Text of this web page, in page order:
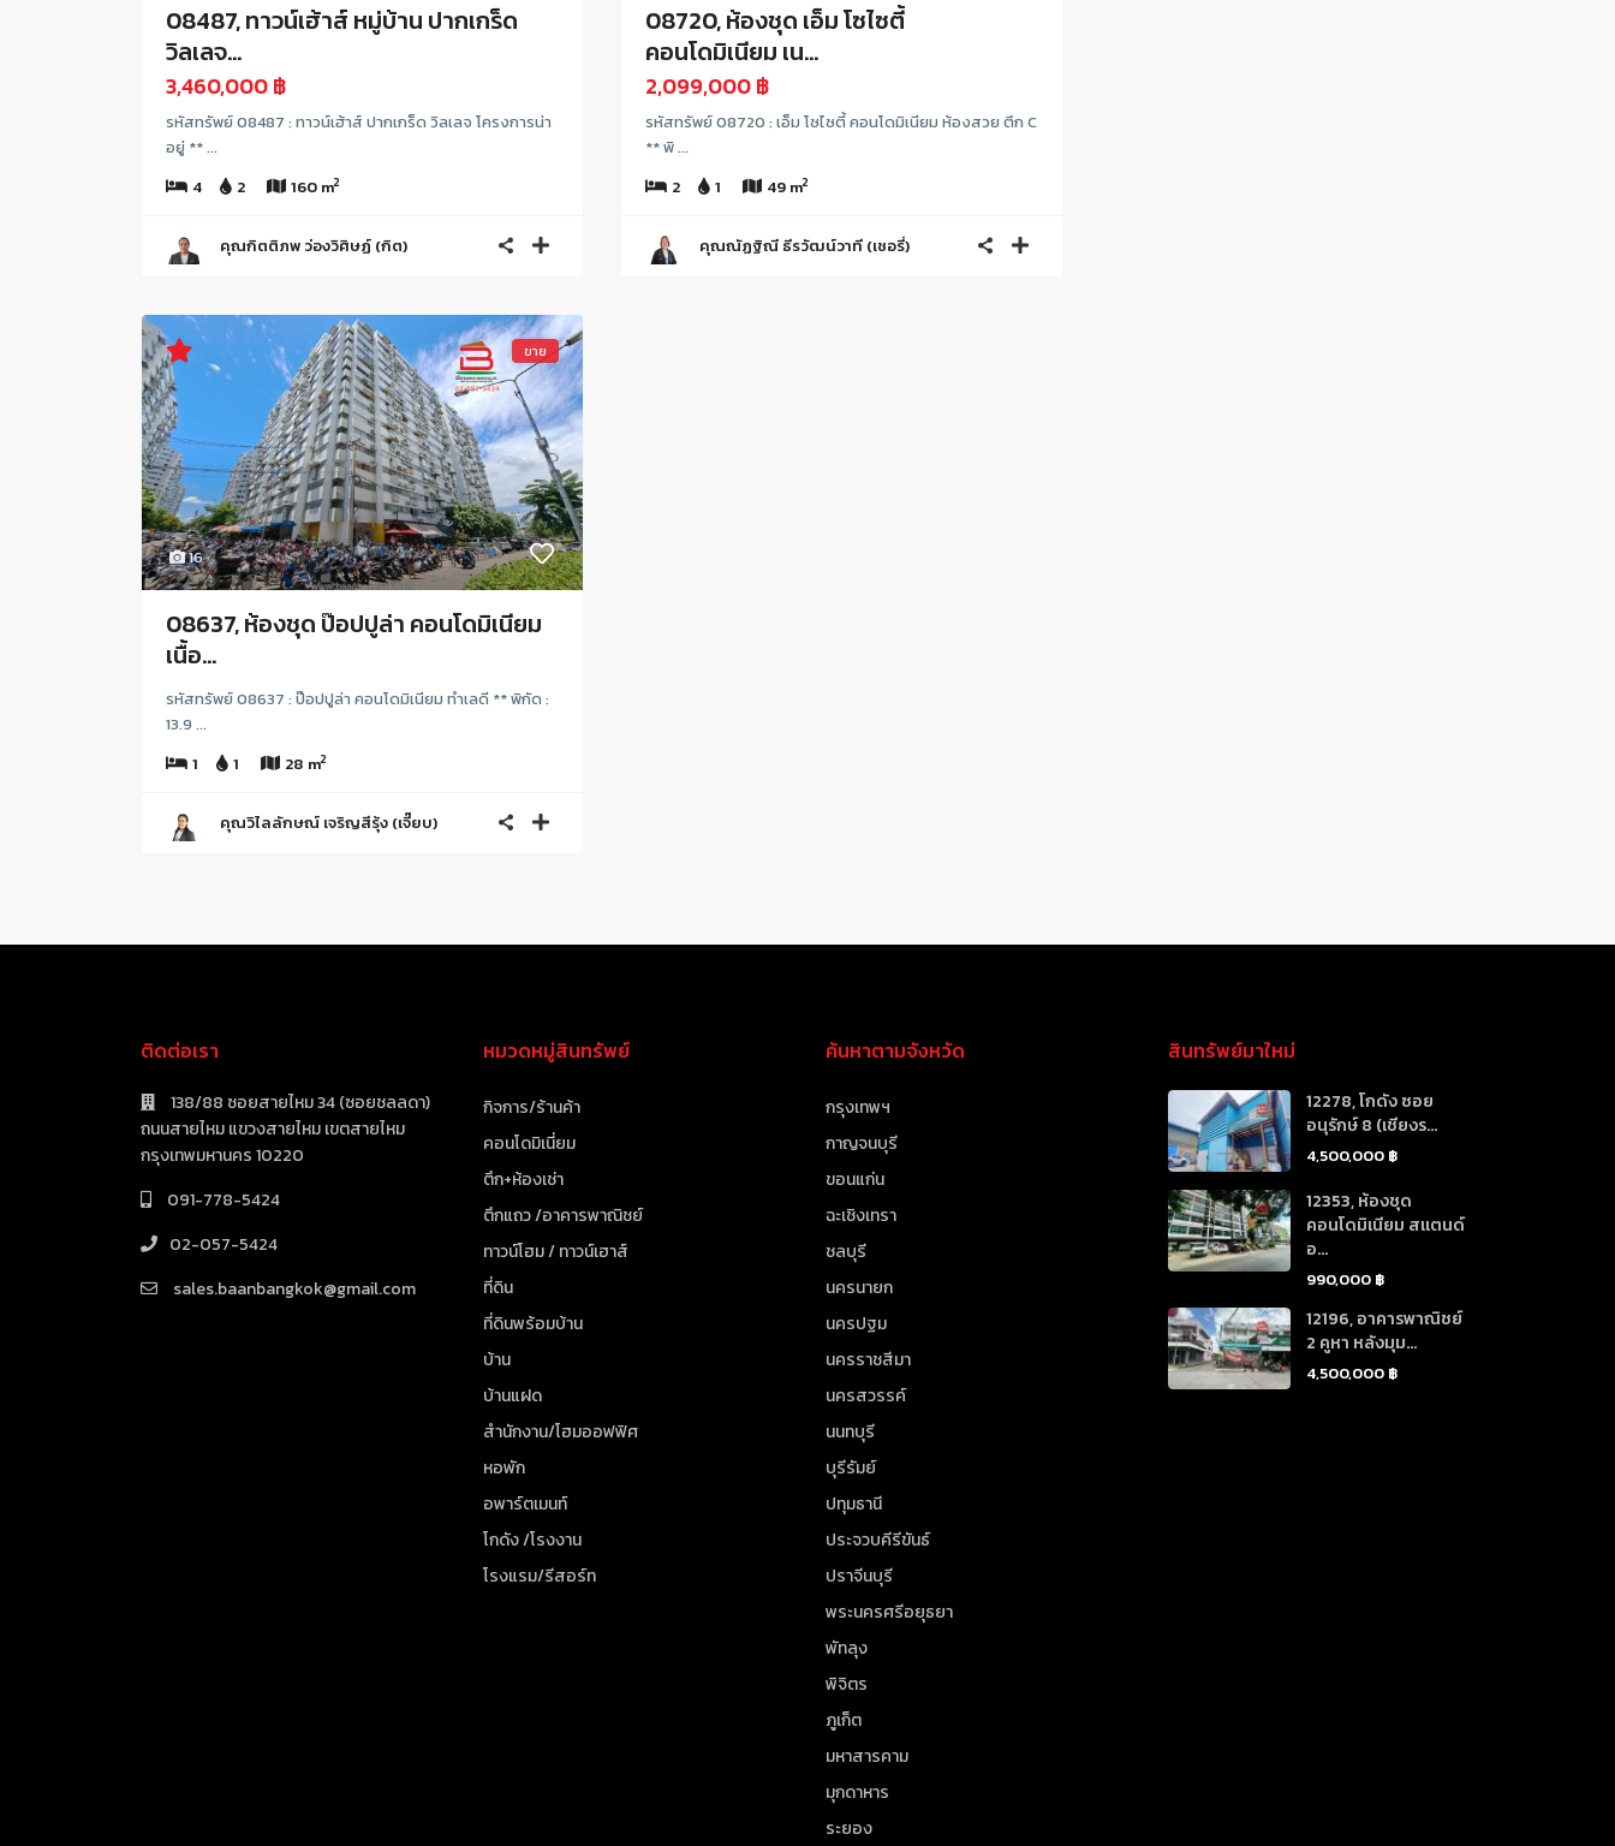
08487, ทาวน์เฮ้าส์ หมู่บ้าน ปากเกร็ด
วิลเลจ...
3,460,000 ฿
รหัสทรัพย์ 08487 : ทาวน์เฮ้าส์ ปากเกร็ด วิลเลจ โครงการน่า
อยู่ ** ...
4
2 160 m2
คุณกิตติภพ ว่องวิศิษฏ์ (กิต)
08720, ห้องชุด เอ็ม โซไซตี้
คอนโดมิเนียม เน...
2,099,000 ฿
รหัสทรัพย์ 08720 : เอ็ม โซไซตี้ คอนโดมิเนียม ห้องสวย ตึก C
** พิ ...
2
1 49 m2
คุณณัฏฐิณี ธีรวัฒน์วาที (เชอรี่)
16
ขาย
08637, ห้องชุด ป๊อปปูล่า คอนโดมิเนียม
เนื้อ...
รหัสทรัพย์ 08637 : ป๊อปปูล่า คอนโดมิเนียม ทำเลดี ** พิกัด :
13.9 ...
1
1 28 m2
คุณวิไลลักษณ์ เจริญสีรุ้ง (เจี๊ยบ)
ติดต่อเรา
138/88 ซอยสายไหม 34 (ซอยชลลดา)
ถนนสายไหม แขวงสายไหม เขตสายไหม
กรุงเทพมหานคร 10220
091-778-5424
02-057-5424
sales.baanbangkok@gmail.com
หมวดหมู่สินทรัพย์
กิจการ/ร้านค้า
คอนโดมิเนี่ยม
ตึก+ห้องเช่า
ตึกแถว /อาคารพาณิชย์
ทาวน์โฮม / ทาวน์เฮาส์
ที่ดิน
ที่ดินพร้อมบ้าน
บ้าน
บ้านแฝด
สำนักงาน/โฮมออฟฟิศ
หอพัก
อพาร์ตเมนท์
โกดัง /โรงงาน
โรงแรม/รีสอร์ท
ค้นหาตามจังหวัด
กรุงเทพฯ
กาญจนบุรี
ขอนแก่น
ฉะเชิงเทรา
ชลบุรี
นครนายก
นครปฐม
นครราชสีมา
นครสวรรค์
นนทบุรี
บุรีรัมย์
ปทุมธานี
ประจวบคีรีขันธ์
ปราจีนบุรี
พระนครศรีอยุธยา
พัทลุง
พิจิตร
ภูเก็ต
มหาสารคาม
มุกดาหาร
ระยอง
สินทรัพย์มาใหม่
12278, โกดัง ซอย
อนุรักษ์ 8 (เชียงร...
4,500,000 ฿
12353, ห้องชุด
คอนโดมิเนียม สแตนด์
อ...
990,000 ฿
12196, อาคารพาณิชย์
2 คูหา หลังมุม...
4,500,000 ฿